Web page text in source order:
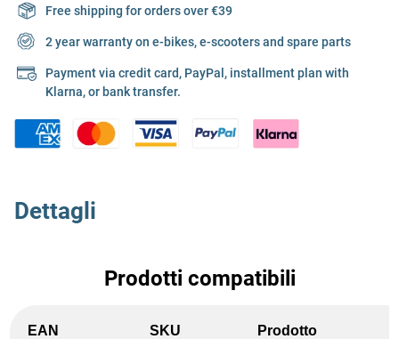
Free shipping for orders over €39
2 year warranty on e-bikes, e-scooters and spare parts
Payment via credit card, PayPal, installment plan with
Klarna, or bank transfer.
Dettagli
Prodotti compatibili
EAN SKU Prodotto